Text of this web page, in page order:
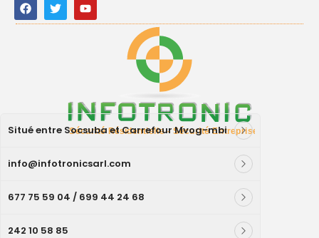
Situé entre Socsuba et Carrefour Mvog-mbi
info@infotronicsarl.com
677 75 59 04 / 699 44 24 68
242 10 58 85